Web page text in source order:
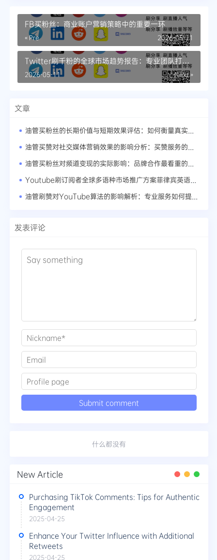
FB买粉丝：商业账户营销策略中的重要一环
« Pre 2026-05-11
Twitter刷千粉的全球市场趋势报告：专业团队打造
的精准增长方案
Next »
2026-05-11
文章
发表评论
什么都没有
New Article
Purchasing TikTok Comments: Tips for Authentic
Engagement
2025-04-25
Enhance Your Twitter Influence with Additional
Retweets
2025-04-25